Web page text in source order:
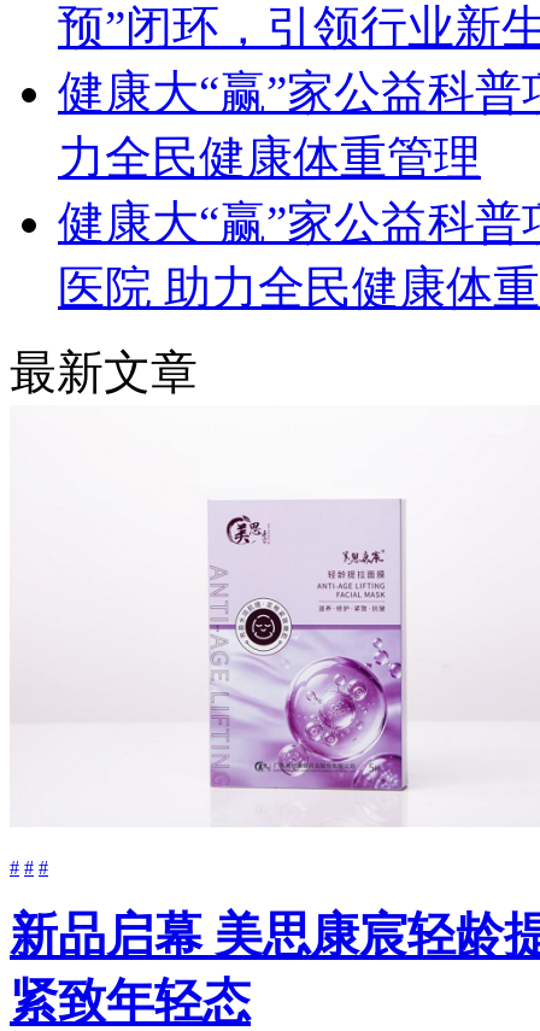
预”闭环，引领行业新
健康大“赢”家公益科
力全民健康体重管理
健康大“赢”家公益科
医院 助力全民健康体
最新文章
# # #
新品启幕 美思康宸轻龄
紧致年轻态